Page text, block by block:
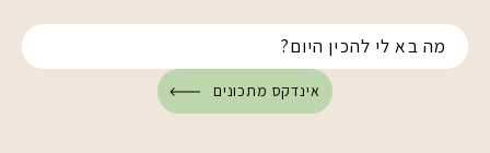
אינדקס מתכונים